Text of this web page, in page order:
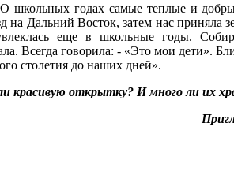
школьных годах самые теплые и
Дальний Восток, затем нас приняла
еще в школьные годы.
Всегда говорила: - «Это мои дети».
столетия до наших дней».
красивую открытку? И много ли их